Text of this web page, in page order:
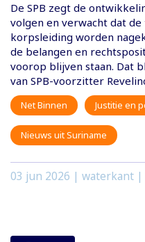
De SPB zegt de
volgen en verwacht dat
korpsleiding worden
de belangen en
voorop blijven staan. Dat
van SPB-voorzitter
Net Binnen Justitie en
Nieuws uit Suriname
03 jun 2026 | waterkant |